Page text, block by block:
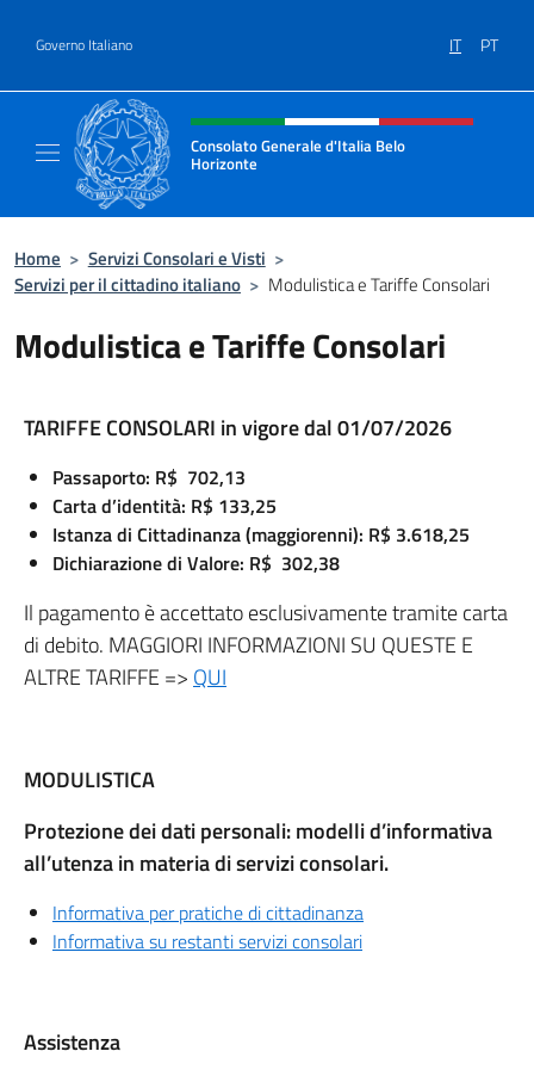
Governo Italiano IT PT
Intestazione sito, social e menù
Consolato Generale d'Italia Belo
Horizonte
Home > Servizi Consolari e Visti >
Servizi per il cittadino italiano > Modulistica e Tariffe Consolari
Modulistica e Tariffe Consolari
TARIFFE CONSOLARI in vigore dal 01/07/2026
Passaporto: R$ 702,13
Carta d’identità: R$ 133,25
Istanza di Cittadinanza (maggiorenni): R$ 3.618,25
Dichiarazione di Valore: R$ 302,38
Il pagamento è accettato esclusivamente tramite carta
di debito. MAGGIORI INFORMAZIONI SU QUESTE E
ALTRE TARIFFE => QUI
MODULISTICA
Protezione dei dati personali: modelli d’informativa
all’utenza in materia di servizi consolari.
Informativa per pratiche di cittadinanza
Informativa su restanti servizi consolari
Assistenza